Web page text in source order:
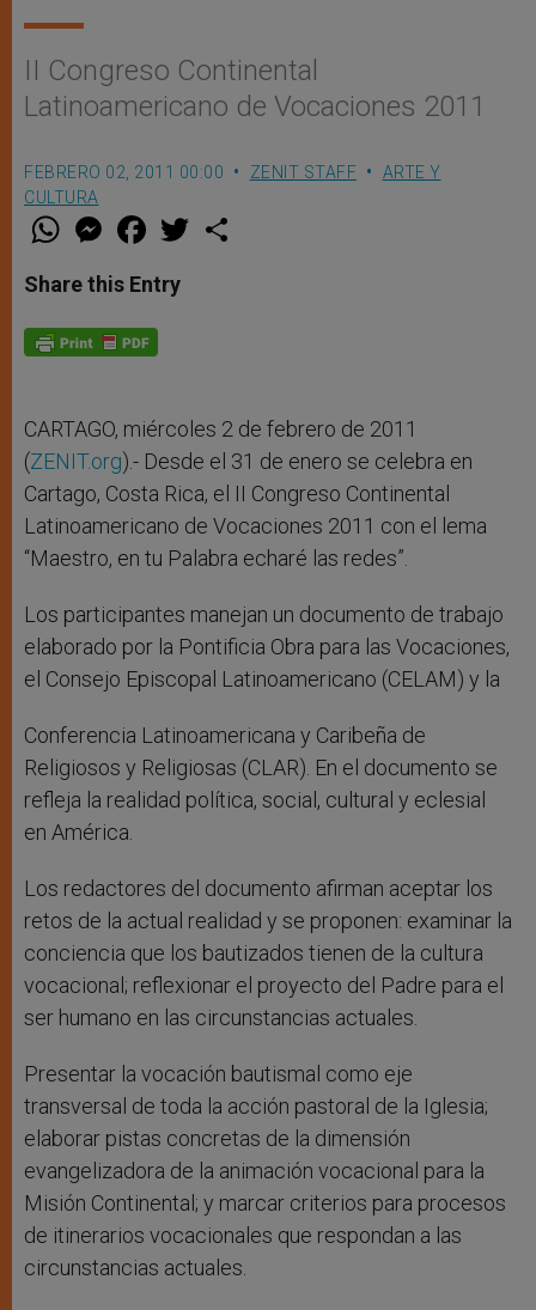
II Congreso Continental
Latinoamericano de Vocaciones 2011
FEBRERO 02, 2011 00:00 ZENIT STAFF
ARTE Y
CULTURA
W
t
s
p
p
M
e
s
e
g
e
F
a
e
b
o
k
w
Share this Entry
CARTAGO, miércoles 2 de febrero de 2011
(ZENIT.org).- Desde el 31 de enero se celebra en
Cartago, Costa Rica, el II Congreso Continental
Latinoamericano de Vocaciones 2011 con el lema
“Maestro, en tu Palabra echaré las redes”.
Los participantes manejan un documento de trabajo
elaborado por la Pontificia Obra para las Vocaciones,
el Consejo Episcopal Latinoamericano (CELAM) y la
Conferencia Latinoamericana y Caribeña de
Religiosos y Religiosas (CLAR). En el documento se
refleja la realidad política, social, cultural y eclesial
en América.
Los redactores del documento afirman aceptar los
retos de la actual realidad y se proponen: examinar la
conciencia que los bautizados tienen de la cultura
vocacional; reflexionar el proyecto del Padre para el
ser humano en las circunstancias actuales.
Presentar la vocación bautismal como eje
transversal de toda la acción pastoral de la Iglesia;
elaborar pistas concretas de la dimensión
evangelizadora de la animación vocacional para la
Misión Continental; y marcar criterios para procesos
de itinerarios vocacionales que respondan a las
circunstancias actuales.